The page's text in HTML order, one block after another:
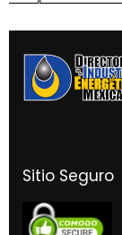
Sitio Seguro